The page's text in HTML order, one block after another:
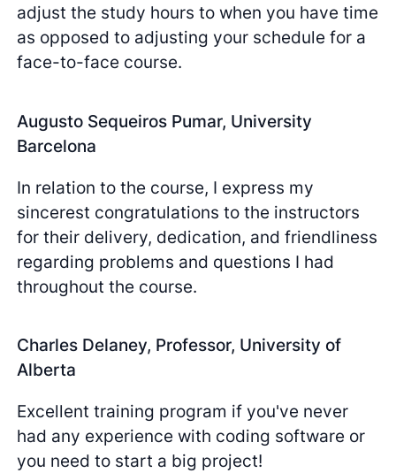
adjust the study hours to when you have time
as opposed to adjusting your schedule for a
face-to-face course.
Augusto Sequeiros Pumar, University
Barcelona
In relation to the course, I express my
sincerest congratulations to the instructors
for their delivery, dedication, and friendliness
regarding problems and questions I had
throughout the course.
Charles Delaney, Professor, University of
Alberta
Excellent training program if you've never
had any experience with coding software or
you need to start a big project!